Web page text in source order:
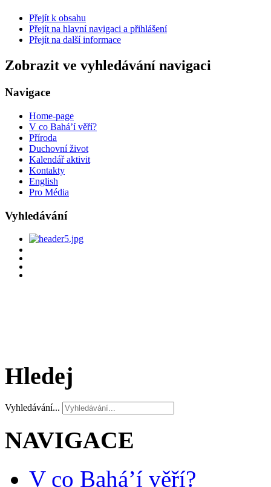
Přejít k obsahu
Přejít na hlavní navigaci a přihlášení
Přejít na další informace
Zobrazit ve vyhledávání navigaci
Navigace
Home-page
V co Bahá’í věří?
Příroda
Duchovní život
Kalendář aktivit
Kontakty
English
Pro Média
Vyhledávání
Hledej
Vyhledávání...
NAVIGACE
V co Bahá’í věří?